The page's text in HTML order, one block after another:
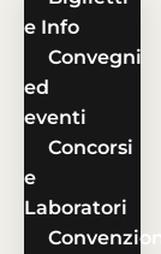
e Info
Convegni
ed
eventi
Concorsi
e
Laboratori
Convenzioni